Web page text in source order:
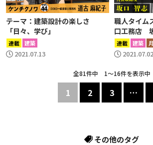
テーマ：建築設計の楽しさ
「日々、学び」
連載 建築
2021.07.13
職人タイム
口工務店
連載 建築
2021.07.02
全81件中 1〜16件を表示中
1 2 3 …
その他のタグ